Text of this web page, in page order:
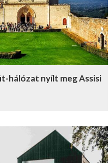
hálózat nyílt meg Assisi